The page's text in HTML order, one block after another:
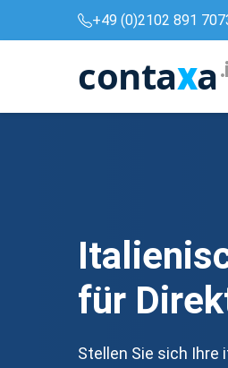
+49 (0)2102 891
contaxa
für
Stellen Sie sich Ihre